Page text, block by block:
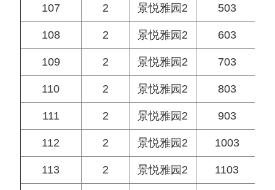
107 2 景悦雅园2 503
108 2 景悦雅园2 603
109 2 景悦雅园2 703
110 2 景悦雅园2 803
111 2 景悦雅园2 903
112 2 景悦雅园2 1003
113 2 景悦雅园2 1103